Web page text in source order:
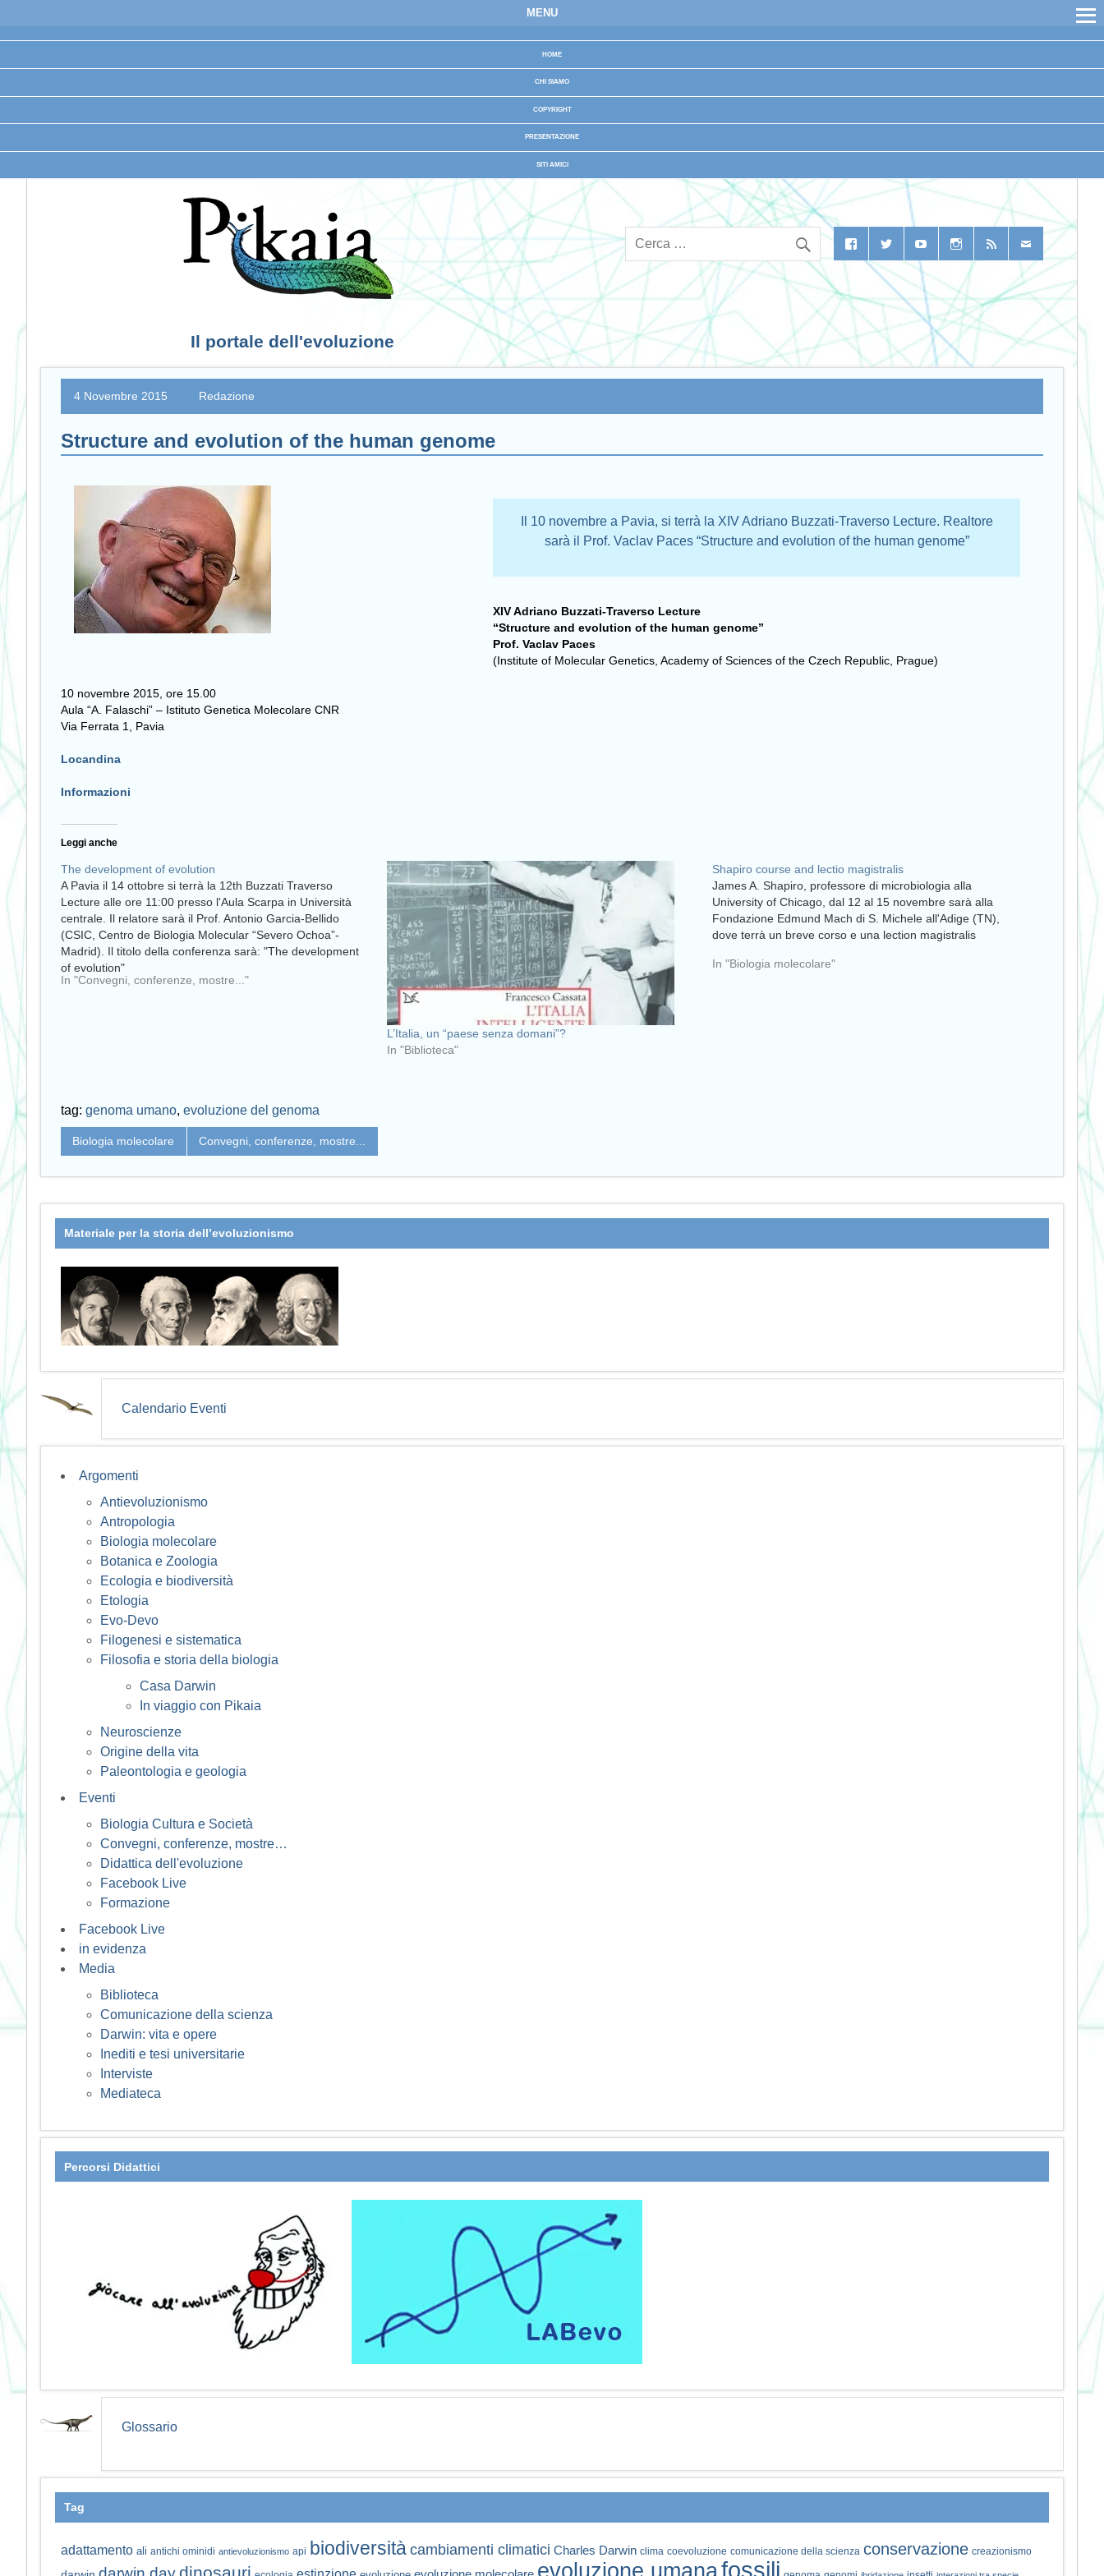
MENU
HOME
CHI SIAMO
COPYRIGHT
PRESENTAZIONE
SITI AMICI
Il portale dell'evoluzione
4 Novembre 2015 Redazione
Structure and evolution of the human genome
Il 10 novembre a Pavia, si terrà la XIV Adriano Buzzati-Traverso Lecture. Realtore
sarà il Prof. Vaclav Paces “Structure and evolution of the human genome”
XIV Adriano Buzzati-Traverso Lecture
“Structure and evolution of the human genome”
Prof. Vaclav Paces
(Institute of Molecular Genetics, Academy of Sciences of the Czech Republic, Prague)
10 novembre 2015, ore 15.00
Aula “A. Falaschi” – Istituto Genetica Molecolare CNR
Via Ferrata 1, Pavia
Locandina
Informazioni
Leggi anche
The development of evolution
A Pavia il 14 ottobre si terrà la 12th Buzzati Traverso
Lecture alle ore 11:00 presso l'Aula Scarpa in Università
centrale. Il relatore sarà il Prof. Antonio Garcia-Bellido
(CSIC, Centro de Biologia Molecular “Severo Ochoa”-
Madrid). Il titolo della conferenza sarà: "The development
of evolution"
In "Convegni, conferenze, mostre..."
L’Italia, un “paese senza domani”?
In "Biblioteca"
Shapiro course and lectio magistralis
James A. Shapiro, professore di microbiologia alla
University of Chicago, dal 12 al 15 novembre sarà alla
Fondazione Edmund Mach di S. Michele all'Adige (TN),
dove terrà un breve corso e una lection magistralis
In "Biologia molecolare"
tag: genoma umano, evoluzione del genoma
Biologia molecolare Convegni, conferenze, mostre...
Materiale per la storia dell’evoluzionismo
Calendario Eventi
Argomenti
Antievoluzionismo
Antropologia
Biologia molecolare
Botanica e Zoologia
Ecologia e biodiversità
Etologia
Evo-Devo
Filogenesi e sistematica
Filosofia e storia della biologia
Casa Darwin
In viaggio con Pikaia
Neuroscienze
Origine della vita
Paleontologia e geologia
Eventi
Biologia Cultura e Società
Convegni, conferenze, mostre…
Didattica dell'evoluzione
Facebook Live
Formazione
Facebook Live
in evidenza
Media
Biblioteca
Comunicazione della scienza
Darwin: vita e opere
Inediti e tesi universitarie
Interviste
Mediateca
Percorsi Didattici
Glossario
Tag
adattamento ali antichi ominidi antievoluzionismo api biodiversitàcambiamenti climatici Charles Darwin clima coevoluzione comunicazione della scienza conservazione creazionismo
fossili